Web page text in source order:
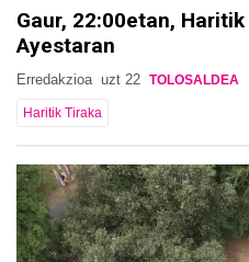
Gaur, 22:00etan,
Ayestaran
Erredakzioa uzt 22 TOLOSALDEA
Haritik Tiraka